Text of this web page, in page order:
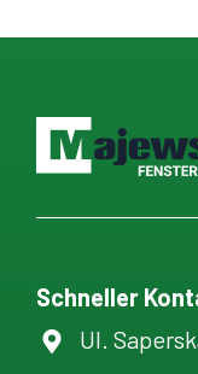
Schneller
Ul.